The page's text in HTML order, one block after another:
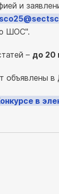
и
ШОС".
– до 20
объявлены
в